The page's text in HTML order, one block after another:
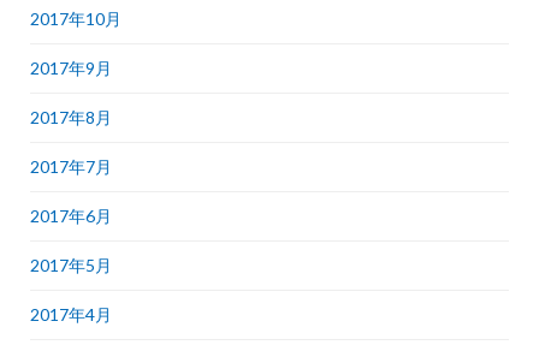
2017年10月
2017年9月
2017年8月
2017年7月
2017年6月
2017年5月
2017年4月